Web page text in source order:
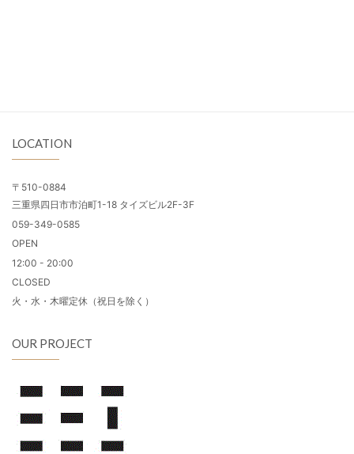
LOCATION
〒510-0884
三重県四日市市泊町1-18 タイズビル2F-3F
059-349-0585
OPEN
12:00 - 20:00
CLOSED
火・水・木曜定休（祝日を除く）
OUR PROJECT